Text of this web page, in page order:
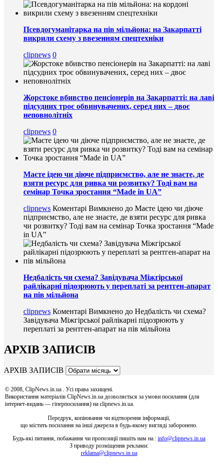
Псевдогуманітарка на пів мільйона: на Закарпатті
викрили схему з ввезенням спецтехніки
clipnews 0
Жорстоке вбивство пенсіонерів на Закарпатті: на лаві
підсудних троє обвинувачених, серед них – двоє
неповнолітніх
clipnews 0
Маєте ідею чи діюче підприємство, але не знаєте, де
взяти ресурс для ривка чи розвитку? Тоді вам на
семінар Точка зростання “Made in UA”
clipnews Коментарі Вимкнено до Маєте ідею чи діюче
підприємство, але не знаєте, де взяти ресурс для ривка
чи розвитку? Тоді вам на семінар Точка зростання “Made
in UA”
Недбалість чи схема? Завідувача Міжгірської
райлікарні підозрюють у переплаті за рентген-апарат
на пів мільйона
clipnews Коментарі Вимкнено до Недбалість чи схема?
Завідувача Міжгірської райлікарні підозрюють у
переплаті за рентген-апарат на пів мільйона
АРХІВ ЗАПИСІВ
АРХІВ ЗАПИСІВ
© 2008, ClipNews.in.ua . Усі права захищені.
Використання матеріалів ClipNews.in.ua дозволяється за умови посилання (для
інтернет-видань — гіперпосилання) на clipnews.in.ua.
Передрук, копіювання чи відтворення інформації,
що містить посилання на інші джерела в будь-якому вигляді заборонено.
Будь-які питання, побажання чи пропозиції пишіть нам на : info@clipnews.in.ua
З приводу розміщення реклами:
reklama@clipnews.in.ua